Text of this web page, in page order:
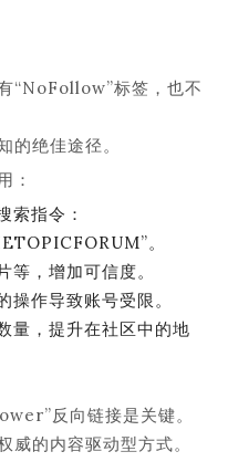
“NoFollow”标签，也不
的绝佳途径。
：
索指令：
。
等，增加可信度。
作导致账号受限。
量，提升在社区中的地
反向链接是关键。
威的内容驱动型方式。